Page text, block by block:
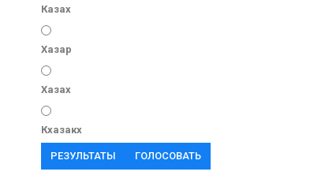
Казах
Хазар
Хазах
Кхазакх
РЕЗУЛЬТАТЫ ГОЛОСОВАТЬ